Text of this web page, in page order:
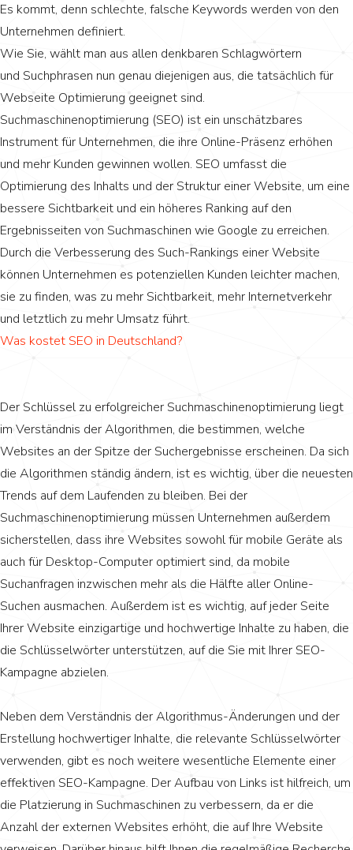
Es kommt, denn schlechte, falsche Keywords werden von den
Unternehmen definiert.
Wie Sie, wählt man aus allen denkbaren Schlagwörtern
und Suchphrasen nun genau diejenigen aus, die tatsächlich für
Webseite Optimierung geeignet sind.
Suchmaschinenoptimierung (SEO) ist ein unschätzbares
Instrument für Unternehmen, die ihre Online-Präsenz erhöhen
und mehr Kunden gewinnen wollen. SEO umfasst die
Optimierung des Inhalts und der Struktur einer Website, um eine
bessere Sichtbarkeit und ein höheres Ranking auf den
Ergebnisseiten von Suchmaschinen wie Google zu erreichen.
Durch die Verbesserung des Such-Rankings einer Website
können Unternehmen es potenziellen Kunden leichter machen,
sie zu finden, was zu mehr Sichtbarkeit, mehr Internetverkehr
und letztlich zu mehr Umsatz führt.
Was kostet SEO in Deutschland?
Der Schlüssel zu erfolgreicher Suchmaschinenoptimierung liegt
im Verständnis der Algorithmen, die bestimmen, welche
Websites an der Spitze der Suchergebnisse erscheinen. Da sich
die Algorithmen ständig ändern, ist es wichtig, über die neuesten
Trends auf dem Laufenden zu bleiben. Bei der
Suchmaschinenoptimierung müssen Unternehmen außerdem
sicherstellen, dass ihre Websites sowohl für mobile Geräte als
auch für Desktop-Computer optimiert sind, da mobile
Suchanfragen inzwischen mehr als die Hälfte aller Online-
Suchen ausmachen. Außerdem ist es wichtig, auf jeder Seite
Ihrer Website einzigartige und hochwertige Inhalte zu haben, die
die Schlüsselwörter unterstützen, auf die Sie mit Ihrer SEO-
Kampagne abzielen.
Neben dem Verständnis der Algorithmus-Änderungen und der
Erstellung hochwertiger Inhalte, die relevante Schlüsselwörter
verwenden, gibt es noch weitere wesentliche Elemente einer
effektiven SEO-Kampagne. Der Aufbau von Links ist hilfreich, um
die Platzierung in Suchmaschinen zu verbessern, da er die
Anzahl der externen Websites erhöht, die auf Ihre Website